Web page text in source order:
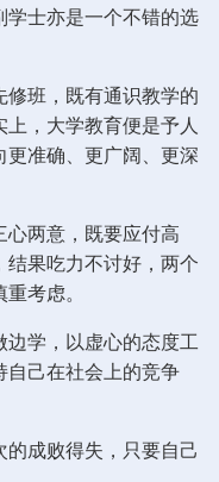
学士亦是一个不错的选
班，既有通识教学的
，大学教育便是予人
准确、更广阔、更深
心两意，既要应付高
果吃力不讨好，两个
考虑。
学，以虚心的态度工
自己在社会上的竞争
成败得失，只要自己